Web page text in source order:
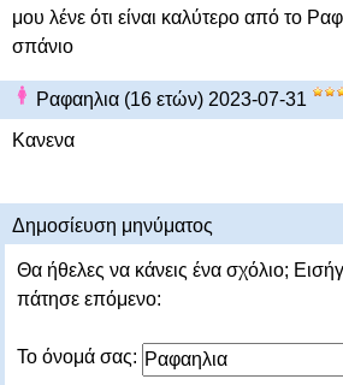
μου λένε ότι είναι καλύτερο από το
σπάνιο
Ραφαηλια (16 ετών) 2023-07-31
Κανενα
Δημοσίευση μηνύματος
Θα ήθελες να κάνεις ένα σχόλιο;
πάτησε επόμενο:
Το όνομά σας: